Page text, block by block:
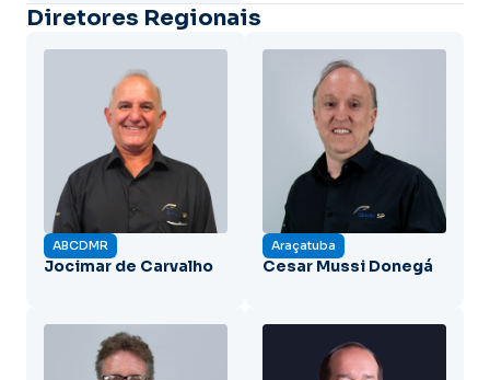
Diretores Regionais
ABCDMR
Jocimar de Carvalho
Araçatuba
Cesar Mussi Donegá